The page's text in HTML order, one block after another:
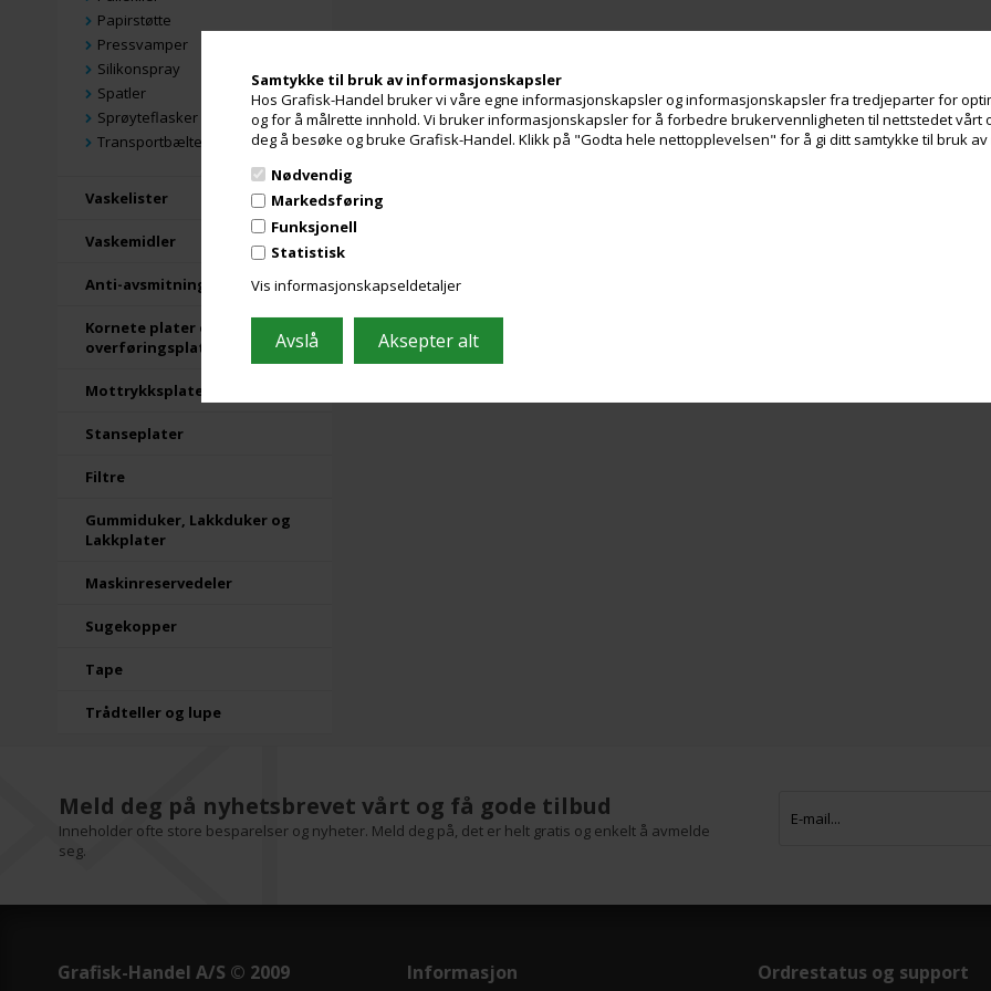
Samtykke til bruk av informasjonskapsler
Hos Grafisk-Handel bruker vi våre egne informasjonskapsler og informasjonskapsler fra tredjeparter for
og for å målrette innhold. Vi bruker informasjonskapsler for å forbedre brukervennligheten til nettstedet vårt
deg å besøke og bruke Grafisk-Handel. Klikk på "Godta hele nettopplevelsen" for å gi ditt samtykke til bruk
Nødvendig
Markedsføring
Funksjonell
Statistisk
Vis informasjonskapseldetaljer
Papirstøtte
Pressvamper
Silikonspray
Spatler
Sprøyteflasker
Transportbælter
Vaskelister
Vaskemidler
Anti-avsmitning
Kornete plater og
overføringsplater
Mottrykksplater
Stanseplater
Filtre
Gummiduker, Lakkduker og
Lakkplater
Maskinreservedeler
Sugekopper
Tape
Trådteller og lupe
Meld deg på nyhetsbrevet vårt og få gode tilbud
Inneholder ofte store besparelser og nyheter. Meld deg på, det er helt gratis og enkelt å avmelde
seg.
Grafisk-Handel A/S © 2009 Informasjon Ordrestatus og support